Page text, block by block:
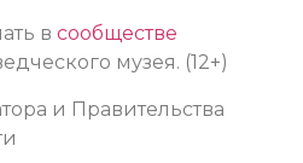
в сообществе
музея. (12+)
и Правительства